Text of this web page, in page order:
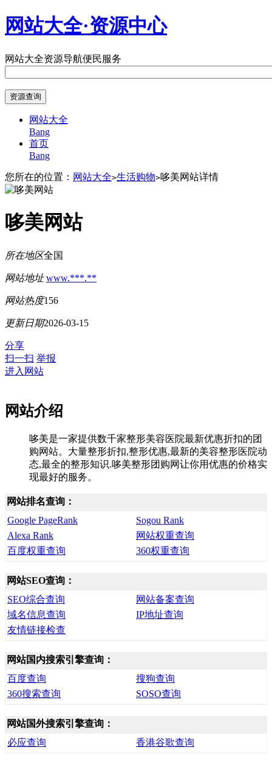
网站大全·资源中心
网站大全资源导航便民服务
网站大全
Bang
首页
Bang
您所在的位置： 网站大全>生活购物>哆美网站详情
哆美网站
所在地区全国
网站地址 www.***.**
网站热度156
更新日期2026-03-15
分享
扫一扫 举报
进入网站
网站介绍
哆美是一家提供数千家整形美容医院最新优惠折扣的团
购网站。大量整形折扣,整形优惠,最新的美容整形医院动
态,最全的整形知识.哆美整形团购网让你用优惠的价格实
现最好的服务。
网站排名查询：
Google PageRank
Sogou Rank
Alexa Rank
网站权重查询
百度权重查询
360权重查询
网站SEO查询：
SEO综合查询
网站备案查询
域名信息查询
IP地址查询
友情链接检查
网站国内搜索引擎查询：
百度查询
搜狗查询
360搜索查询
SOSO查询
网站国外搜索引擎查询：
必应查询
香港谷歌查询